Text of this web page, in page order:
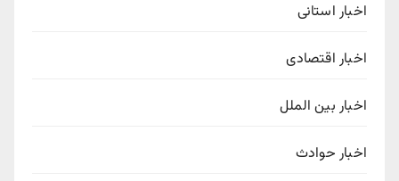
اخبار استانی
اخبار اقتصادی
اخبار بین الملل
اخبار حوادث